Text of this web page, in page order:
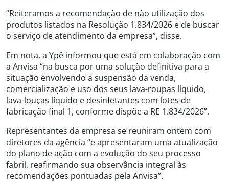
“Reiteramos a recomendação de não utilização dos
produtos listados na Resolução 1.834/2026 e de buscar
o serviço de atendimento da empresa”, disse.
Em nota, a Ypê informou que está em colaboração com
a Anvisa “na busca por uma solução definitiva para a
situação envolvendo a suspensão da venda,
comercialização e uso dos seus lava-roupas líquido,
lava-louças líquido e desinfetantes com lotes de
fabricação final 1, conforme dispõe a RE 1.834/2026”.
Representantes da empresa se reuniram ontem com
diretores da agência “e apresentaram uma atualização
do plano de ação com a evolução do seu processo
fabril, reafirmando sua observância integral às
recomendações pontuadas pela Anvisa”.